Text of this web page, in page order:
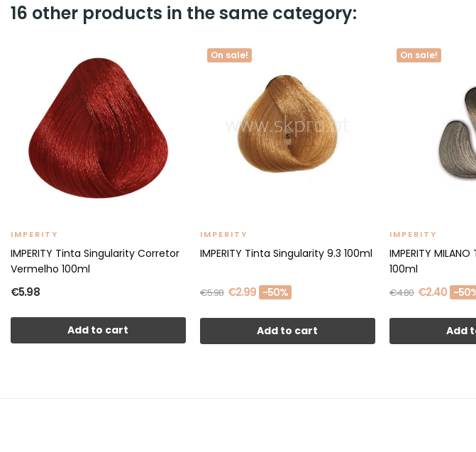
16 other products in the same category:
IMPERITY
IMPERITY Tinta Singularity Corretor
Vermelho 100ml
€5.98
Add to cart
On sale!
IMPERITY
IMPERITY Tinta Singularity 9.3 100ml
€5.98 €2.99 -50%
Add to cart
On sale!
IMPERITY
IMPERITY
100ml
€4.80 €2.40 -
Add